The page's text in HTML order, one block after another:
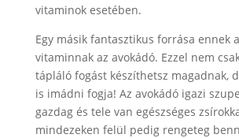
vitaminok esetében.
Egy másik fantasztikus forrása ennek
vitaminnak az avokádó. Ezzel nem
tápláló fogást készíthetsz magadnak,
is imádni fogja! Az avokádó igazi
gazdag és tele van egészséges
mindezeken felül pedig rengeteg